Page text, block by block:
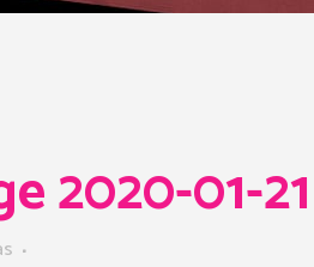
2020-01-21